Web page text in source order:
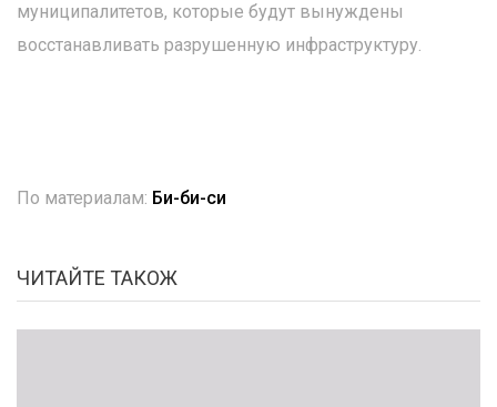
муниципалитетов, которые будут вынуждены
восстанавливать разрушенную инфраструктуру.
По материалам: Би-би-си
ЧИТАЙТЕ ТАКОЖ